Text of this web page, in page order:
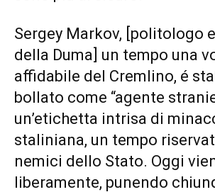
Sergey Markov, [politologo
della Duma] un tempo una
affidabile del Cremlino, é
bollato come “agente
un’etichetta intrisa di
staliniana, un tempo
nemici dello Stato. Oggi
liberamente, punendo